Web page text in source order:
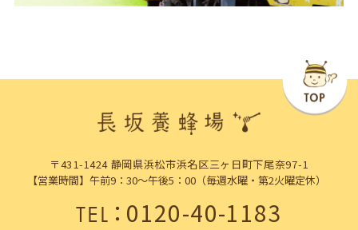
〒431-1424 静岡県浜松市浜名区三ヶ日町下尾奈97-1
【営業時間】午前9：30～午後5：00（毎週水曜・第2火曜定休）
TEL：0120-40-1183